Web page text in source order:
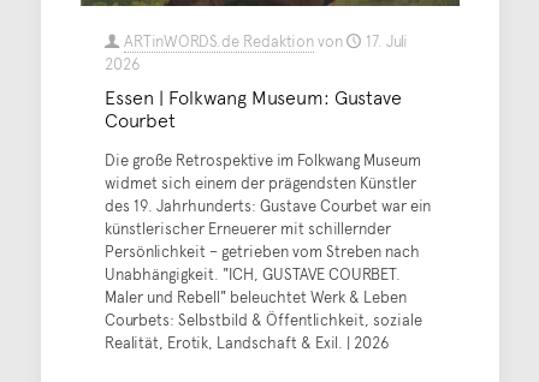
ARTinWORDS.de Redaktionvon
17. Juli
2026
Essen | Folkwang Museum: Gustave
Courbet
Die große Retrospektive im Folkwang Museum
widmet sich einem der prägendsten Künstler
des 19. Jahrhunderts: Gustave Courbet war ein
künstlerischer Erneuerer mit schillernder
Persönlichkeit – getrieben vom Streben nach
Unabhängigkeit. "ICH, GUSTAVE COURBET.
Maler und Rebell" beleuchtet Werk & Leben
Courbets: Selbstbild & Öffentlichkeit, soziale
Realität, Erotik, Landschaft & Exil. | 2026